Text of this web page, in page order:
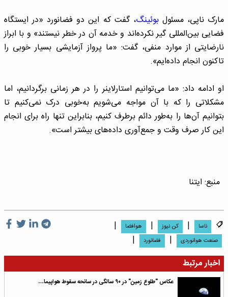
مارک ناپی، مسئولبوئینگ، گفت که این دو فضانورد «در ایستگاه
فضایی بین‌المللی گیر نکرده‌اند و خدمه آن در خطر نیستند» و با ابراز
نارضایتی از موارد منفی، گفت: «ما پرواز آزمایشی بسیار خوبی را
تاکنون انجام داده‌ایم».
او ادامه داد: «ما می‌توانیم استارلاینر را در هر زمانی برگردانیم، اما
مشکلاتی را که با آن مواجه می‌شویم به‌خوبی درک نمی‌کنیم تا
بتوانیم آن‌ها را به‌طور دائم برطرف کنیم، بنابراین تنها راه برای انجام
این کار صرف وقت و جمع‌آوری داده‌های بیشتر است».
منبع: ایتنا
ناسا | کن نیوز | هوافضا |
صنعت هوانوردی | فضانورد
|
اخبار مرتبط
عکاس "طلوع زمین" در ۹۰ سالگی در سانحه سقوط هواپیما…